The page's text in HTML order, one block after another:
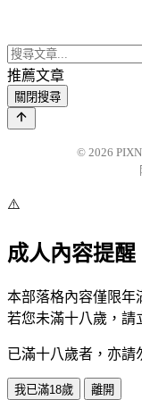
推薦文章
關閉搜尋
© 2026
⚠️
成人內容提醒
本部落格內容僅限年
若您未滿十八歲，請
已滿十八歲者，亦請
我已滿18歲 離開